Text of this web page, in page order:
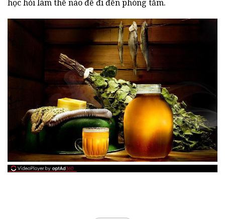
học hỏi làm thế nào để đi đến phòng tắm.